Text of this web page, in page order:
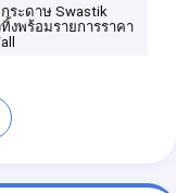
ระดาษ Swastik
งพร้อมรายการราคา